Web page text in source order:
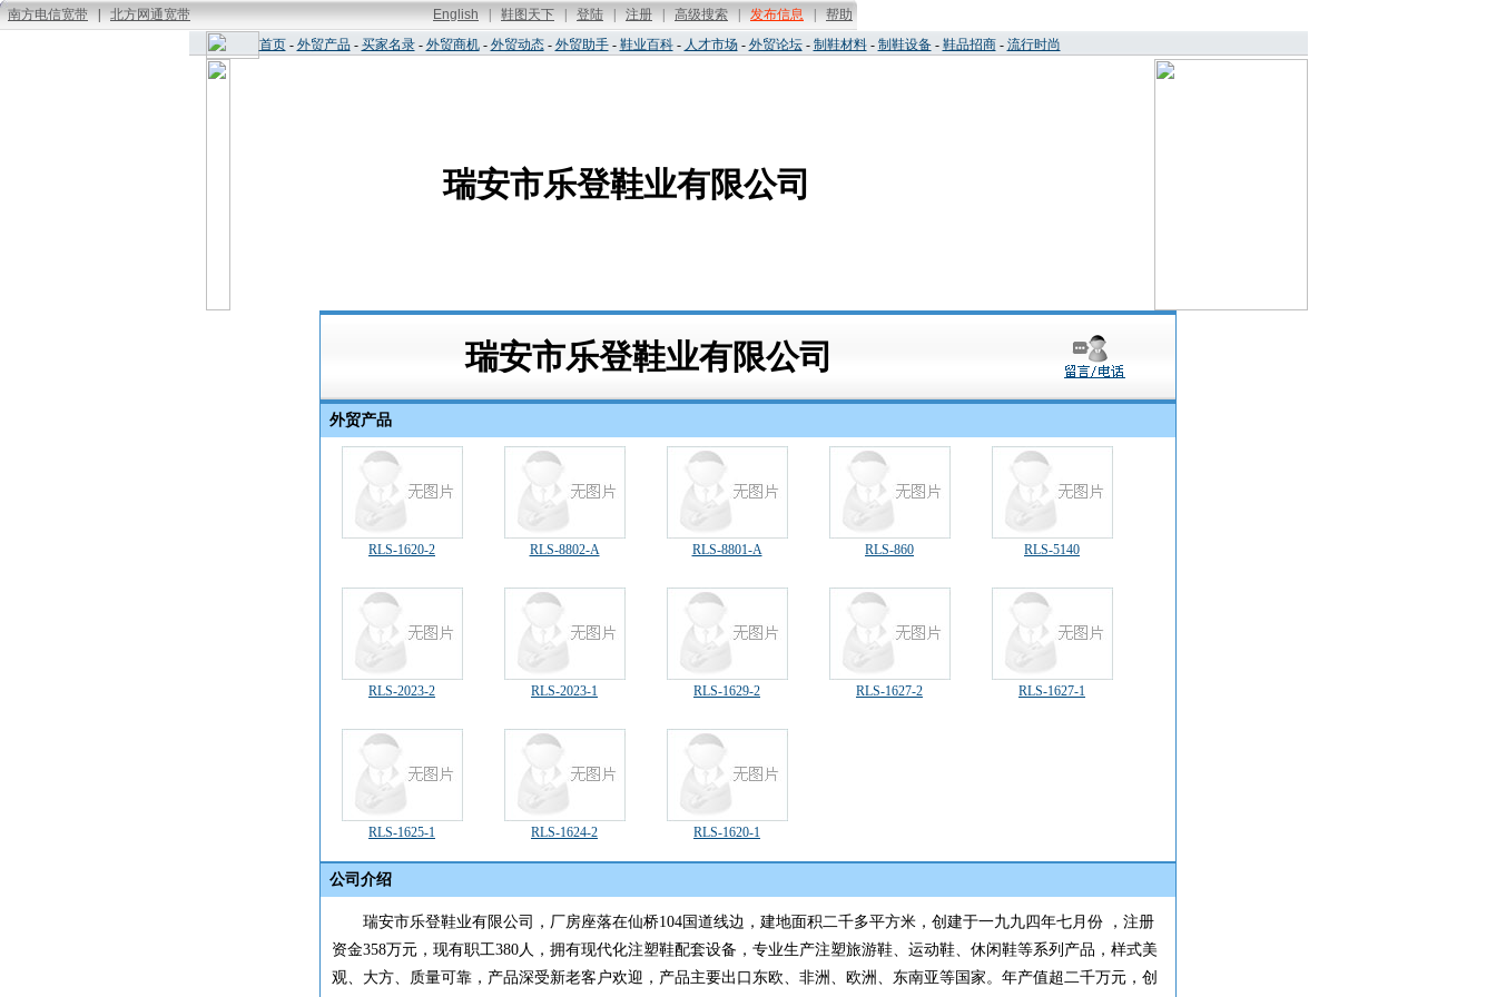
首页- 外贸产品- 买家名录- 外贸商机- 外贸动态- 外贸助手- 鞋业百科- 人才市场- 外贸论坛- 制鞋材料- 制鞋设备- 鞋品招商- 流行时尚
瑞安市乐登鞋业有限公司
瑞安市乐登鞋业有限公司
外贸产品
RLS-1620-2 RLS-8802-A RLS-8801-A RLS-860 RLS-5140
RLS-2023-2 RLS-2023-1 RLS-1629-2 RLS-1627-2 RLS-1627-1
RLS-1625-1 RLS-1624-2 RLS-1620-1
公司介绍
瑞安市乐登鞋业有限公司，厂房座落在仙桥104国道线边，建地面积二千多平方米，创建于一九九四年七月份 ，注册
资金358万元，现有职工380人，拥有现代化注塑鞋配套设备，专业生产注塑旅游鞋、运动鞋、休闲鞋等系列产品，样式美
观、大方、质量可靠，产品深受新老客户欢迎，产品主要出口东欧、非洲、欧洲、东南亚等国家。年产值超二千万元，创